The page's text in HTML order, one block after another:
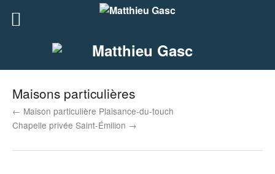
Maisons particulières
← Maison particulière Plaisance-du-touch
Chapelle privée Saint-Émilion →